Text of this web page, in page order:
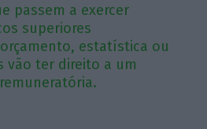
passem a exercer
superiores
estatística ou
vão ter direito a um